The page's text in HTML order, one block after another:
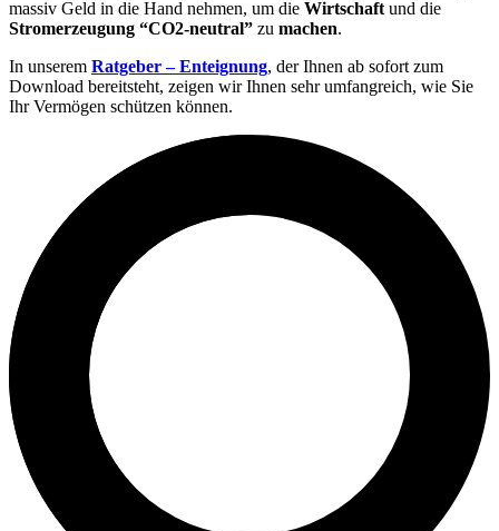
massiv Geld in die Hand nehmen, um die Wirtschaft und die
Stromerzeugung “CO2-neutral” zu machen.
In unserem Ratgeber – Enteignung, der Ihnen ab sofort zum
Download bereitsteht, zeigen wir Ihnen sehr umfangreich, wie Sie
Ihr Vermögen schützen können.